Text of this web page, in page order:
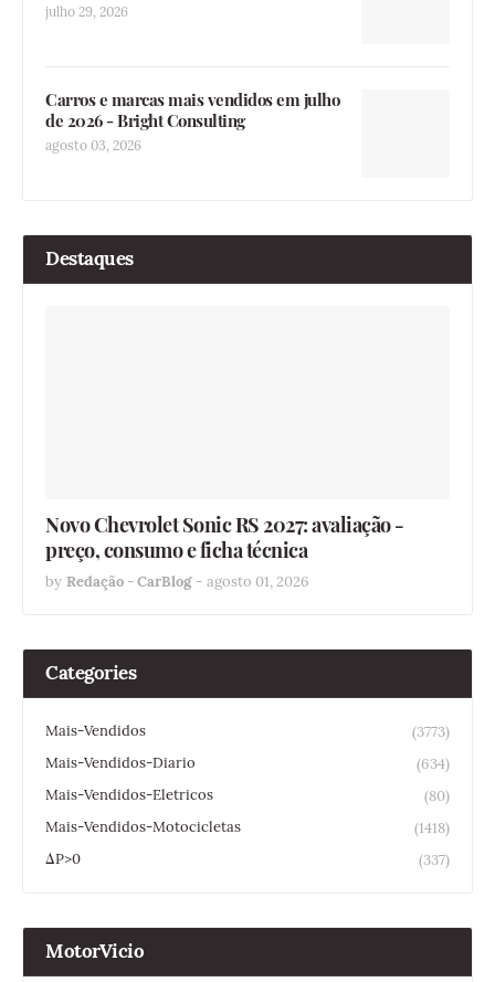
julho 29, 2026
Carros e marcas mais vendidos em julho
de 2026 - Bright Consulting
agosto 03, 2026
Destaques
Novo Chevrolet Sonic RS 2027: avaliação -
preço, consumo e ficha técnica
by Redação - CarBlog - agosto 01, 2026
Categories
Mais-Vendidos
(3773)
Mais-Vendidos-Diario
(634)
Mais-Vendidos-Eletricos
(80)
Mais-Vendidos-Motocicletas
(1418)
ΔP>0
(337)
MotorVicio